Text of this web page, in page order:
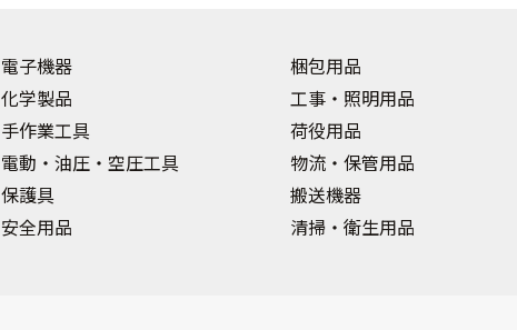
電子機器
化学製品
手作業工具
電動・油圧・空圧工具
保護具
安全用品
梱包用品
工事・照明用品
荷役用品
物流・保管用品
搬送機器
清掃・衛生用品